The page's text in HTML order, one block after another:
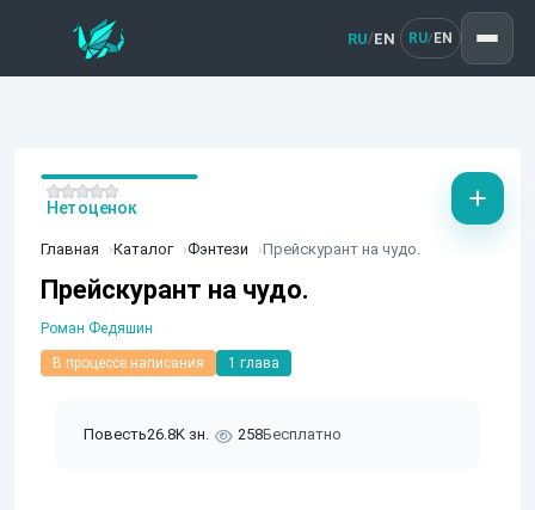
RU/EN RU/ EN
Главная Каталог Фэнтези Прейскурант на чудо.
Прейскурант на чудо.
Роман Федяшин
В процессе написания 1 глава
Повесть26.8K зн. 258Бесплатно
Нет оценок